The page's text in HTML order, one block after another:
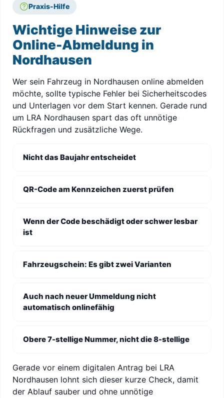
Praxis-Hilfe
Wichtige Hinweise zur
Online-Abmeldung in
Nordhausen
Wer sein Fahrzeug in Nordhausen online abmelden
möchte, sollte typische Fehler bei Sicherheitscodes
und Unterlagen vor dem Start kennen. Gerade rund
um LRA Nordhausen spart das oft unnötige
Rückfragen und zusätzliche Wege.
Nicht das Baujahr entscheidet
QR-Code am Kennzeichen zuerst prüfen
Wenn der Code beschädigt oder schwer lesbar
ist
Fahrzeugschein: Es gibt zwei Varianten
Auch nach neuer Ummeldung nicht
automatisch onlinefähig
Obere 7-stellige Nummer, nicht die 8-stellige
Gerade vor einem digitalen Antrag bei LRA
Nordhausen lohnt sich dieser kurze Check, damit
der Ablauf sauber und ohne unnötige